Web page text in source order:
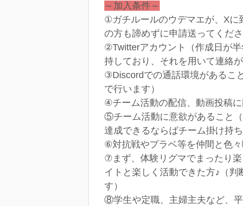
～加入条件～
①ガチルールのウデマエが、Xに
の方も諦めずに申請送ってくだ
②Twitterアカウント（作成日が
持しており、それを用いて連絡
③Discordでの通話環境があるこ
で行います）
④チーム活動の配信、動画投稿
⑤チーム活動に意欲があること
達成できるならばチーム掛け持ち
⑥対抗戦やプラベ等を仲間と色
⑦まず、体験リグマでまったり
イトと楽しく活動できた方♪（
す）
⑧学生や定職、主婦主夫など、